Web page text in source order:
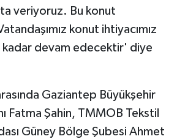
veriyoruz. Bu konut
konut ihtiyacımız
kadar devam edecektir' diye
Gaziantep Büyükşehir
Fatma Şahin, TMMOB Tekstil
Güney Bölge Şubesi Ahmet